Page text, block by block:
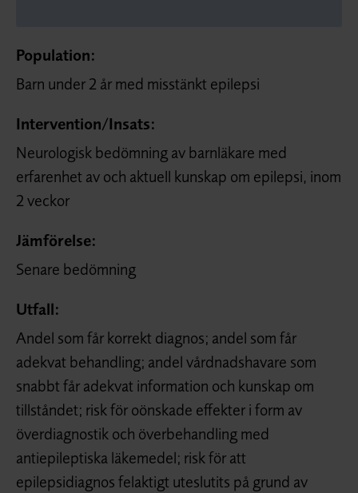
Population:
Barn under 2 år med misstänkt epilepsi
Intervention/Insats:
Neurologisk bedömning av barnläkare med
erfarenhet av och aktuell kunskap om epilepsi, inom
2 veckor
Jämförelse:
Senare bedömning
Utfall:
Andel som får korrekt diagnos; andel som får
adekvat behandling; andel vårdnadshavare som
snabbt får adekvat information och kunskap om
tillståndet; risk för oönskade effekter i form av
överdiagnostik och överbehandling med
antiepileptiska läkemedel; risk för att
epilepsidiagnos felaktigt uteslutits på grund av